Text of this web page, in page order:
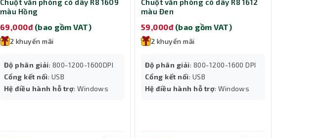
Chuột văn phòng có dây R8 1609
màu Hồng
69,000đ (bao gồm VAT)
2 khuyến mãi
Độ phân giải: 800-1200-1600DPI
Cổng kết nối: USB
Hệ điều hành hỗ trợ: Windows
Chuột văn phòng có dây R8 1612
màu Đen
59,000đ (bao gồm VAT)
2 khuyến mãi
Độ phân giải: 800-1200-1600 DPI
Cổng kết nối: USB
Hệ điều hành hỗ trợ: Windows